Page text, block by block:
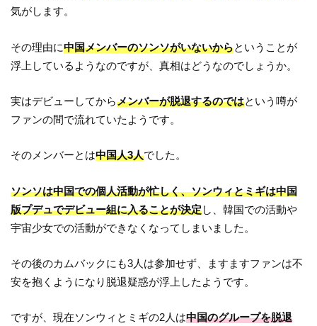
気がします。
その理由に中国メンバーのソンソがいないからということが
浮上しているようなのですが、真相はどうなのでしょうか。
実はデビューしてからメンバーが脱退するのではという噂が
ファンの間で流れていたようです。
そのメンバーとは中国人3人でした。
ソンソは中国での個人活動が忙しく、ソンウィとミギは中国
版プデュでデビュー組に入ることが決定し、韓国での活動や
宇宙少女での活動ができなくなってしまいました。
その後のカムバックにも3人は参加せず、ますますファンは不
安を抱くようになり脱退疑惑が浮上したようです。
ですが、現在ソンウィとミギの2人は中国のグループを脱退